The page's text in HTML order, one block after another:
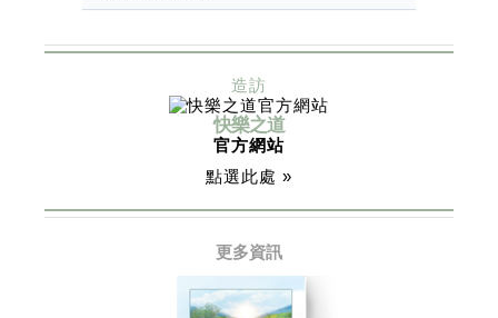
造訪
快樂之道
官方網站
點選此處 »
更多資訊